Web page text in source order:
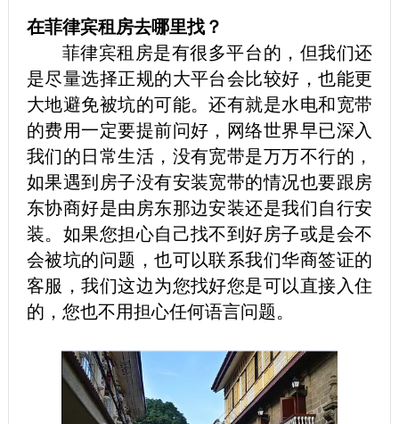
在菲律宾租房去哪里找？
菲律宾租房是有很多平台的，但我们还
是尽量选择正规的大平台会比较好，也能更
大地避免被坑的可能。还有就是水电和宽带
的费用一定要提前问好，网络世界早已深入
我们的日常生活，没有宽带是万万不行的，
如果遇到房子没有安装宽带的情况也要跟房
东协商好是由房东那边安装还是我们自行安
装。如果您担心自己找不到好房子或是会不
会被坑的问题，也可以联系我们华商签证的
客服，我们这边为您找好您是可以直接入住
的，您也不用担心任何语言问题。